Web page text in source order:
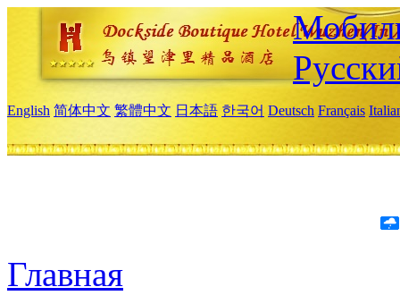
English 简体中文 繁體中文 日本語 한국어 Deutsch Français
Главная